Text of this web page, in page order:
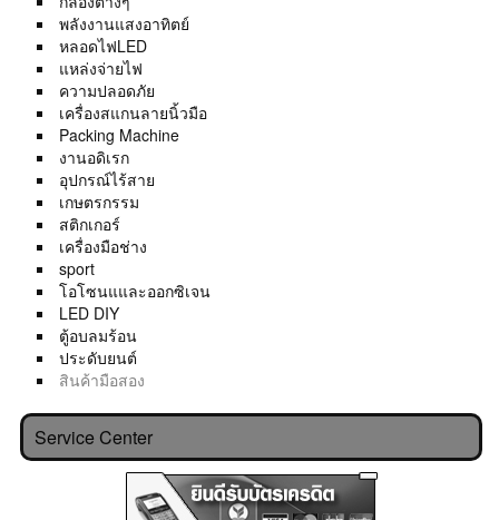
พลังงานแสงอาทิตย์
หลอดไฟLED
แหล่งจ่ายไฟ
ความปลอดภัย
เครื่องสแกนลายนิ้วมือ
Packing Machine
งานอดิเรก
อุปกรณ์ไร้สาย
เกษตรกรรม
สติกเกอร์
เครื่องมือช่าง
sport
โอโซนแและออกซิเจน
LED DIY
ตู้อบลมร้อน
ประดับยนต์
สินค้ามือสอง
Service Center